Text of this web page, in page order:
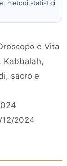
metodi statistici
e Vita
, Kabbalah,
, sacro e
2024